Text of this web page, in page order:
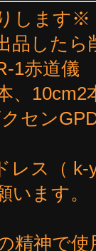
します※
品した
1赤道
、10cm2
セン
ス（ k-
います
精神で